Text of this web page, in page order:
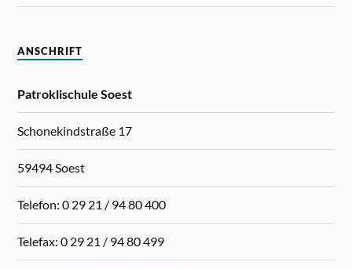
ANSCHRIFT
Patroklischule Soest
Schonekindstraße 17
59494 Soest
Telefon: 0 29 21 / 94 80 400
Telefax: 0 29 21 / 94 80 499